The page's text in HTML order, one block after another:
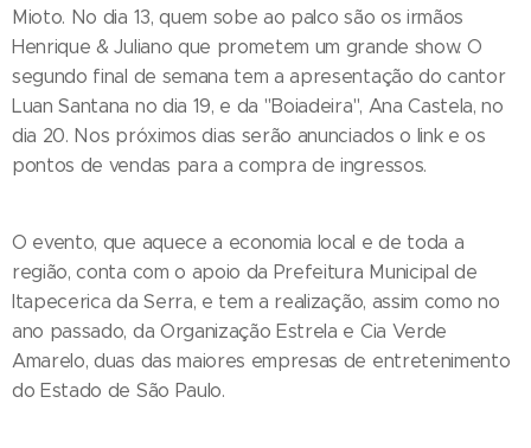
Mioto. No dia 13, quem sobe ao palco são os irmãos
Henrique & Juliano que prometem um grande show. O
segundo final de semana tem a apresentação do cantor
Luan Santana no dia 19, e da "Boiadeira", Ana Castela, no
dia 20. Nos próximos dias serão anunciados o link e os
pontos de vendas para a compra de ingressos.
O evento, que aquece a economia local e de toda a
região, conta com o apoio da Prefeitura Municipal de
Itapecerica da Serra, e tem a realização, assim como no
ano passado, da Organização Estrela e Cia Verde
Amarelo, duas das maiores empresas de entretenimento
do Estado de São Paulo.